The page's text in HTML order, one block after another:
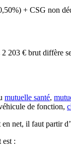
+ CSG non
203 € brut diffère
mutuelle santé,
de fonction,
net, il faut partir
est :